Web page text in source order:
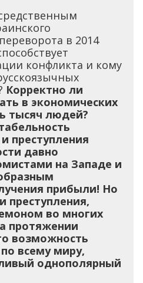
в 2014
конфликта и кому
Корректно ли
в экономических
тысяч людей?
преступления
давно
на Западе и
прибыли! Но
преступления,
во многих
протяжении
возможность
всему миру,
однополярный